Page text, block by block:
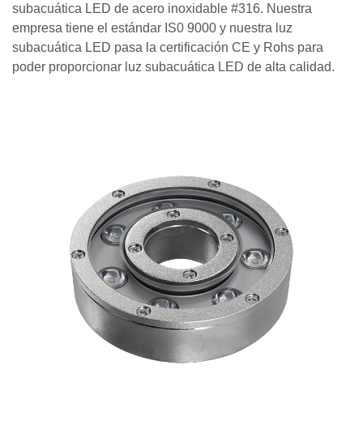
subacuática LED de acero inoxidable #316. Nuestra
empresa tiene el estándar IS0 9000 y nuestra luz
subacuática LED pasa la certificación CE y Rohs para
poder proporcionar luz subacuática LED de alta calidad.